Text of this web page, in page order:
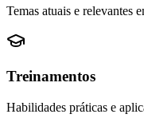
Temas atuais e relevantes
Treinamentos
Habilidades práticas e